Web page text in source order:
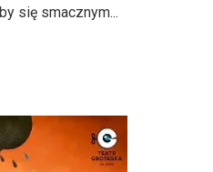
się smacznym...